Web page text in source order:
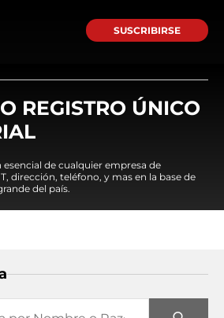
SUSCRIBIRSE
REGISTRO ÚNICO
esencial de cualquier empresa de
dirección, teléfono, y mas en la base de
del país.